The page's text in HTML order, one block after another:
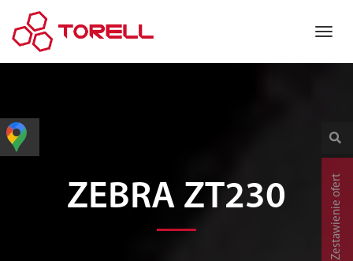
ZEBRA ZT230 Zestawienie ofert